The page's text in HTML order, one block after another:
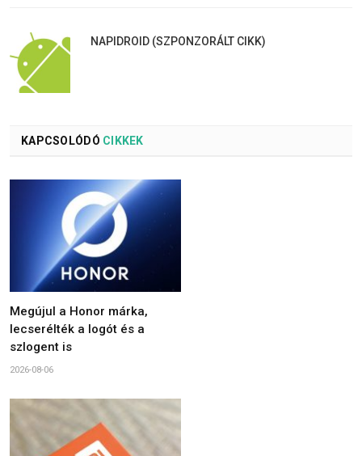
NAPIDROID (SZPONZORÁLT CIKK)
KAPCSOLÓDÓ CIKKEK
Megújul a Honor márka,
lecserélték a logót és a
szlogent is
2026-08-06